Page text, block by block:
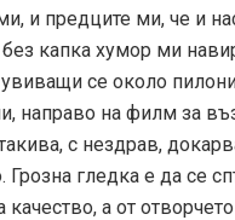
и предците ми, че и
капка хумор ми
се около
направо на филм за
с нездрав,
гледка е да се
а от